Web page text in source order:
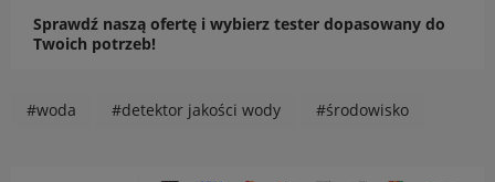
Sprawdź naszą ofertę i wybierz tester dopasowany do
Twoich potrzeb!
#woda #detektor jakości wody #środowisko